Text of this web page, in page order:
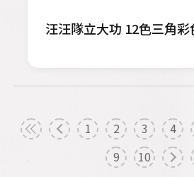
汪汪隊立大功 12色三角彩
1 2 3 4
9
10